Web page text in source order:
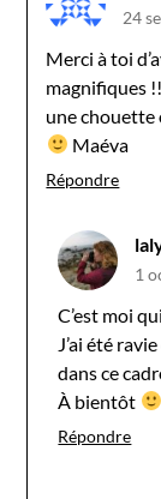
24
Merci à toi
magnifiques
une chouette
Maéva
Répondre
1
C’est moi
J’ai été
dans ce
À bientôt
Répondre